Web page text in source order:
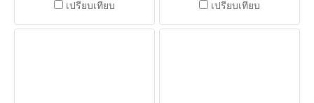
เปรียบเทียบ เปรียบเทียบ